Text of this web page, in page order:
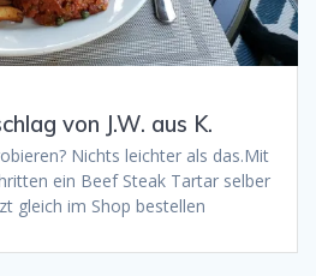
von J.W. aus K.
Nichts leichter als das.Mit
ein Beef Steak Tartar selber
gleich im Shop bestellen